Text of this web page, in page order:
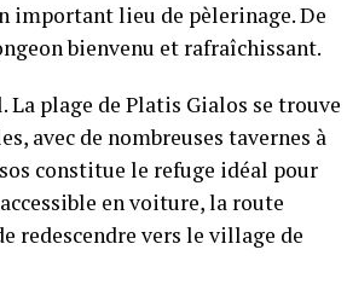
important lieu de pèlerinage. De
bienvenu et rafraîchissant.
plage de Platis Gialos se trouve
avec de nombreuses tavernes à
constitue le refuge idéal pour
en voiture, la route
redescendre vers le village de